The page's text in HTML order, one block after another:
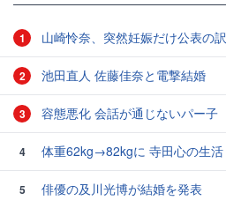
1 山崎怜奈、突然妊娠だけ公表の訳
2 池田直人 佐藤佳奈と電撃結婚
3 容態悪化 会話が通じないパー子
4 体重62kg→82kgに 寺田心の生活
5
俳優の及川光博が結婚を発表